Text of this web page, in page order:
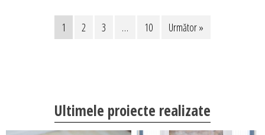
1 2 3 … 10 Următor »
Ultimele proiecte realizate